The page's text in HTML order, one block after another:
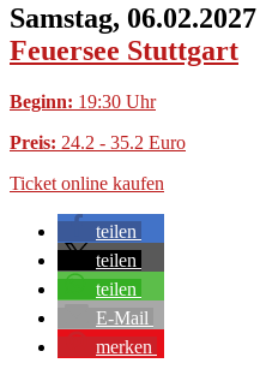
Samstag, 06.02.2027
Feuersee Stuttgart
Beginn: 19:30 Uhr
Preis: 24.2 - 35.2 Euro
Ticket online kaufen
teilen
teilen
teilen
E-Mail
merken